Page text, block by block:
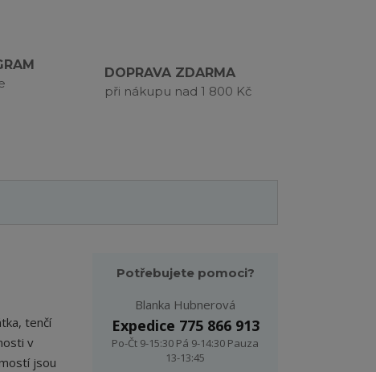
DOPRAVA ZDARMA
při nákupu nad 1 800 Kč
tenčí
v
jsou
Potřebujete pomoci?
Blanka Hubnerová
Expedice 775 866 913
Po-Čt 9-15:30 Pá 9-14:30 Pauza
13-13:45